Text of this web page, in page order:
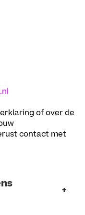
of over de
contact met
+